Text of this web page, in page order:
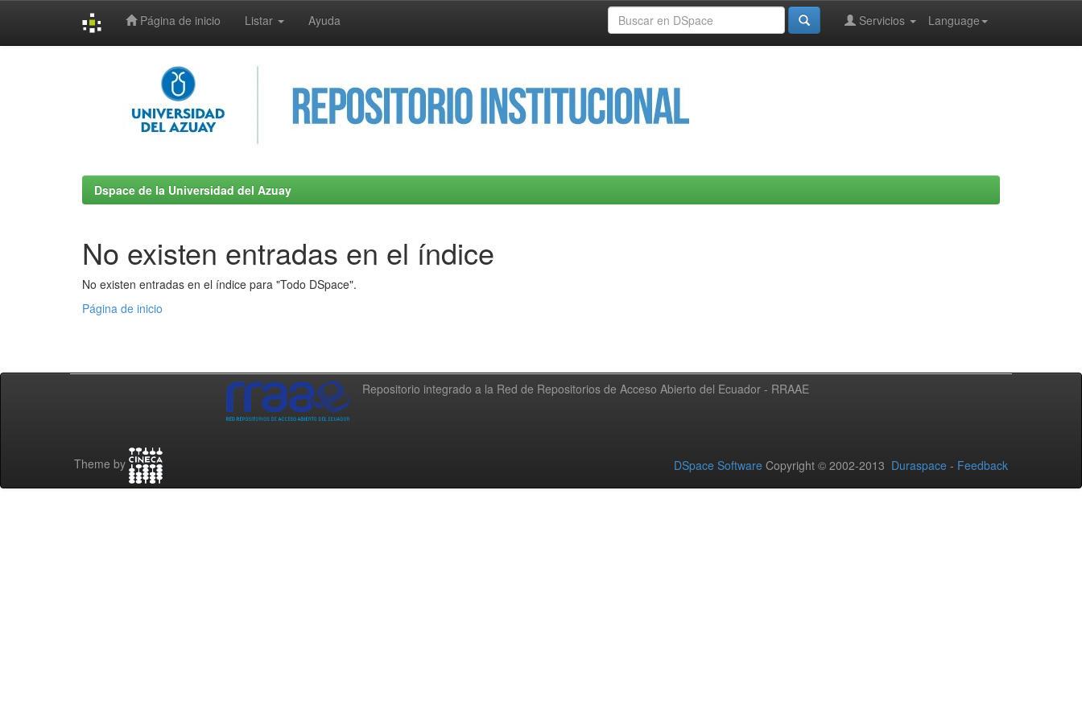
Página de inicio Listar Ayuda Language
Servicios
Dspace de la Universidad del Azuay
No existen entradas en el índice
No existen entradas en el índice para "Todo DSpace".
Página de inicio
Repositorio integrado a la Red de Repositorios de Acceso Abierto del Ecuador - RRAAE
Theme by DSpace Software Copyright © 2002-2013 Duraspace - Feedback